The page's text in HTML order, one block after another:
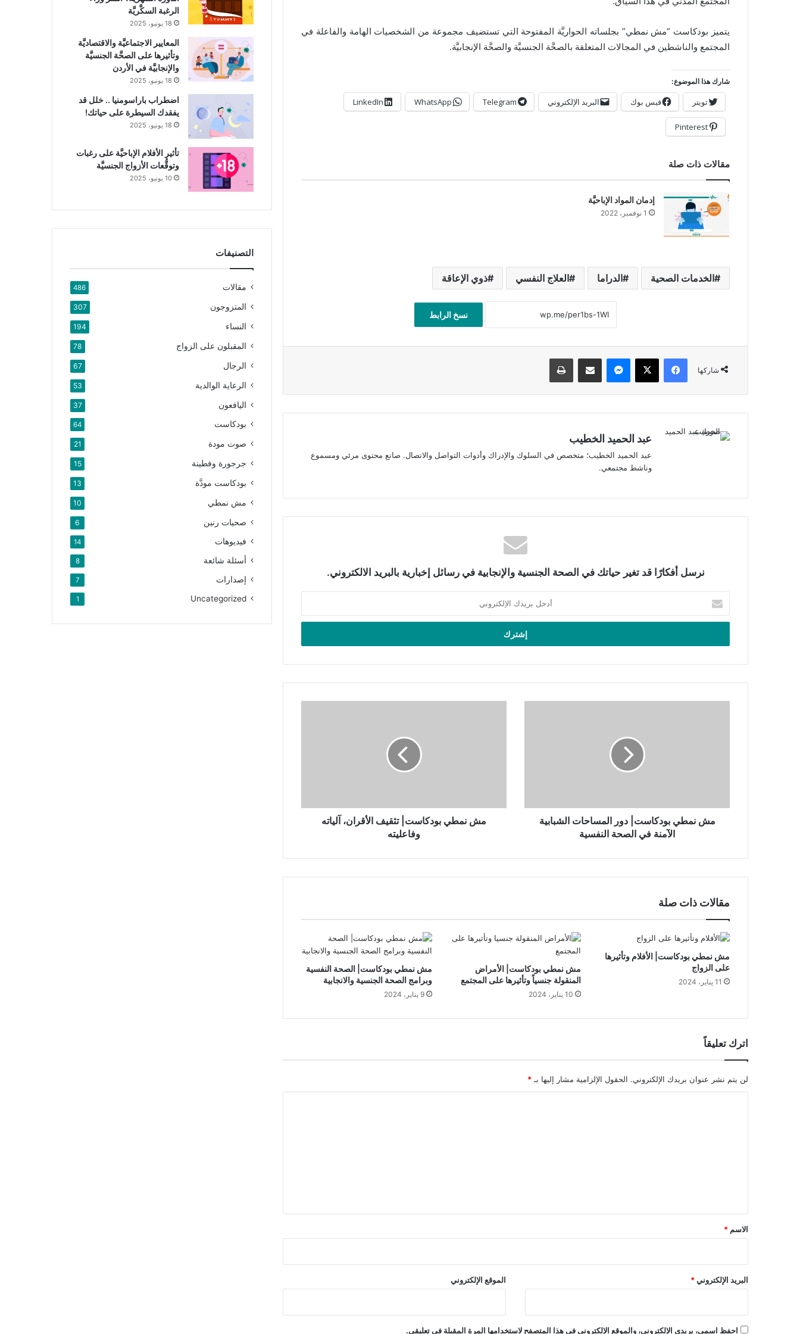
يتميز بودكاست “مش نمطي” بجلساته الحواريَّة المفتوحة التي تستضيف مجموعة من الشخصيات الهامة والفاعلة في
المجتمع والناشطين في المجالات المتعلقة بالصحَّة الجنسيَّة والصحَّة الإنجابيَّة.
شارك هذا الموضوع:
تويتر فيس بوك البريد الإلكتروني Telegram
WhatsApp
LinkedIn
Pinterest
مقالات ذات صلة
إدمان المواد الإباحيَّة
1 نوفمبر، 2022
الخدمات الصحية الدراما العلاج النفسي ذوي الإعاقة
نسخ الرابط
شاركها
فيسبوك ‫X ماسنجر مشاركة عبر البريد طباعة
عبد الحميد الخطيب
عبد الحميد الخطيب؛ متخصص في السلوك والإدراك وأدوات التواصل والاتصال. صانع محتوى مرئي ومسموع
وناشط مجتمعي.
نرسل أفكارًا قد تغير حياتك في الصحة الجنسية والإنجابية في رسائل إخبارية بالبريد الالكتروني.
بريدك
الإلكتروني
الصحة
النفسيةمش نمطي بودكاست| دور المساحات الشبابية
الآمنة في الصحة النفسية
مش نمطي بودكاست| تثقيف الأقران، آلياته
وفاعليته
مقالات ذات صلة
مش نمطي بودكاست| الأفلام وتأثيرها
على الزواج
11 يناير، 2024
مش نمطي بودكاست| الأمراض
المنقولة جنسياً وتأثيرها على المجتمع
10 يناير، 2024
مش نمطي بودكاست| الصحة النفسية
وبرامج الصحة الجنسية والانجابية
9 يناير، 2024
اترك تعليقاً
لن يتم نشر عنوان بريدك الإلكتروني. الحقول الإلزامية مشار إليها بـ *
*
الاسم *
البريد الإلكتروني* الموقع الإلكتروني
احفظ اسمي، بريدي الإلكتروني، والموقع الإلكتروني في هذا المتصفح لاستخدامها المرة المقبلة في تعليقي.
الرغبة السكَّريَّة
18 يونيو، 2025
المعايير الاجتماعيَّة والاقتصاديَّة
وتأثيرها على الصحَّة الجنسيَّة
والإنجابيَّة في الأردن
18 يونيو، 2025
اضطراب باراسومنيا .. خلل قد
يفقدك السيطرة على حياتك!
18 يونيو، 2025
تأثير الأفلام الإباحيَّة على رغبات
وتوقُّعات الأزواج الجنسيَّة
10 يونيو، 2025
التصنيفات
مقالات 486
المتزوجون 307
النساء 194
المقبلون على الزواج 78
الرجال 67
الرعاية الوالدية 53
اليافعون 37
بودكاست 64
صوت مودة 21
جرجورة وفطينة 15
بودكاست مودَّة 13
مش نمطي 10
صحيات رنين 6
فيديوهات 14
أسئلة شائعة 8
إصدارات 7
Uncategorized
1